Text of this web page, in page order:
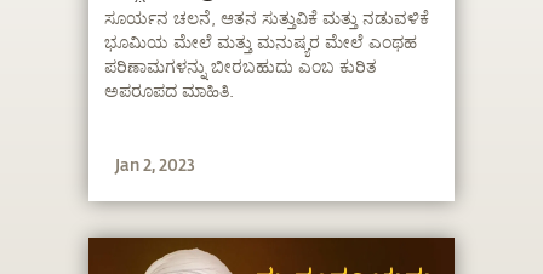
Kannada | ಸದ್ಗುರು
ಸೂರ್ಯನ ಚಲನೆ, ಆತನ ಸುತ್ತುವಿಕೆ ಮತ್ತು ನಡುವಳಿಕೆ
ಭೂಮಿಯ ಮೇಲೆ ಮತ್ತು ಮನುಷ್ಯರ ಮೇಲೆ ಎಂಥಹ
ಪರಿಣಾಮಗಳನ್ನು ಬೀರಬಹುದು ಎಂಬ ಕುರಿತ
ಅಪರೂಪದ ಮಾಹಿತಿ.
Jan 2, 2023